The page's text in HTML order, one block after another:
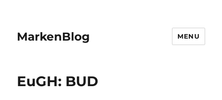
MarkenBlog MENU
EuGH: BUD